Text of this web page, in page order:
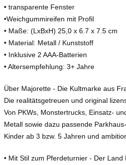
• transparente Fenster
•Weichgummireifen mit Profil
• Maße: (LxBxH) 25,0 x 6.7 x 7.5 cm
• Material: Metall / Kunststoff
• Inklusive 2 AAA-Batterien
• Altersempfehlung: 3+ Jahre
Über Majorette - Die Kultmarke aus
Die realitätsgetreuen und original
Von PKWs, Monstertrucks, Einsatz-
Metall sowie dazu passende
Kinder ab 3 bzw. 5 Jahren und
• Mit Stil zum Pferdeturnier - Der